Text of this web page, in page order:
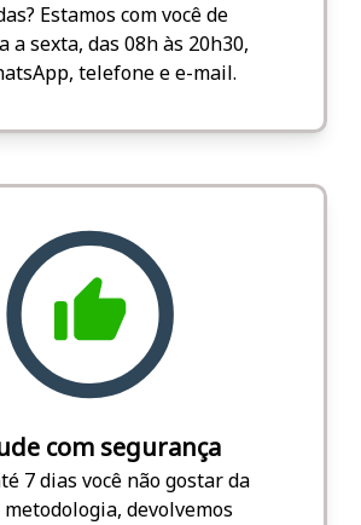
Estamos com você de
a sexta, das 08h às 20h30,
telefone e e-mail.
com segurança
7 dias você não gostar da
metodologia, devolvemos